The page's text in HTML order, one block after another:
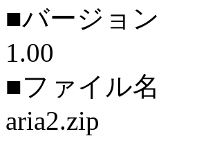
■バージョン
1.00
■ファイル名
aria2.zip